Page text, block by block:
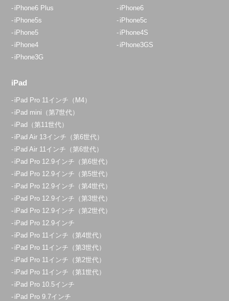
iPhone6 Plus
iPhone6
iPhone5s
iPhone5c
iPhone5
iPhone4S
iPhone4
iPhone3GS
iPhone3G
iPad
iPad Pro 11インチ（M4）
iPad mini（第7世代）
iPad（第11世代）
iPad Air 13インチ（第6世代）
iPad Air 11インチ（第6世代）
iPad Pro 12.9インチ（第6世代）
iPad Pro 12.9インチ（第5世代）
iPad Pro 12.9インチ（第4世代）
iPad Pro 12.9インチ（第3世代）
iPad Pro 12.9インチ（第2世代）
iPad Pro 12.9インチ
iPad Pro 11インチ（第4世代）
iPad Pro 11インチ（第3世代）
iPad Pro 11インチ（第2世代）
iPad Pro 11インチ（第1世代）
iPad Pro 10.5インチ
iPad Pro 9.7インチ